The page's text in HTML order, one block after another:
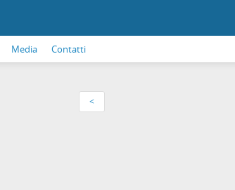
Media Contatti
<